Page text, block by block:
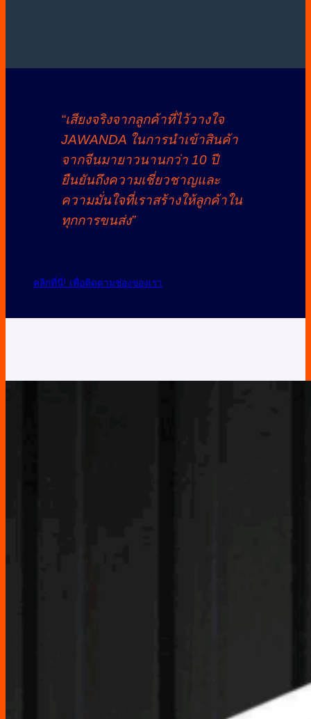
“เสียงจริงจากลูกค้าที่ไว้วางใจ
JAWANDA ในการนำเข้าสินค้า
จากจีนมายาวนานกว่า 10 ปี
ยืนยันถึงความเชี่ยวชาญและ
ความมั่นใจที่เราสร้างให้ลูกค้าใน
ทุกการขนส่ง”
คลิกที่นี่! เพื่อติดตามช่องของเรา